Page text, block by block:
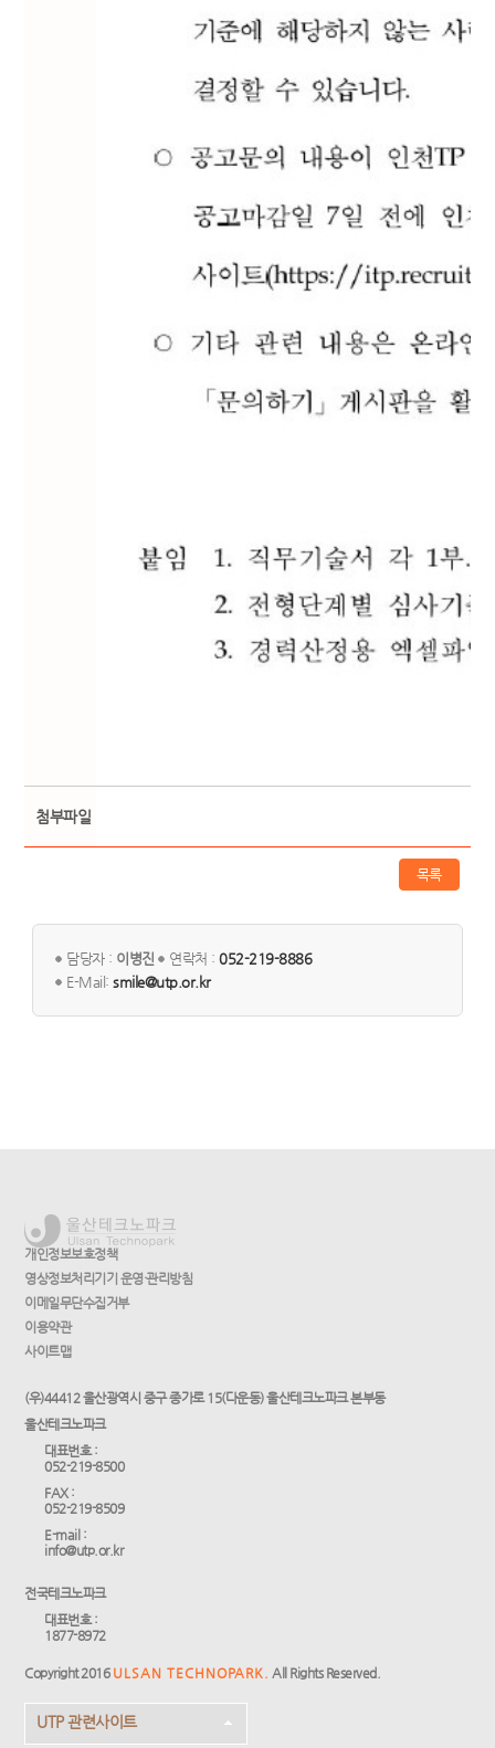
첨부파일
목록
담당자 : 이병진 연락처 :052-219-8886
E-Mail:smile@utp.or.kr
개인정보보호정책
영상정보처리기기 운영·관리방침
이메일무단수집거부
이용약관
사이트맵
(우)44412 울산광역시 중구 종가로 15(다운동) 울산테크노파크 본부동
울산테크노파크
대표번호 :
052-219-8500
FAX :
052-219-8509
E-mail :
info@utp.or.kr
전국테크노파크
대표번호 :
1877-8972
Copyright 2016 ULSAN TECHNOPARK. All Rights Reserved.
UTP 관련사이트